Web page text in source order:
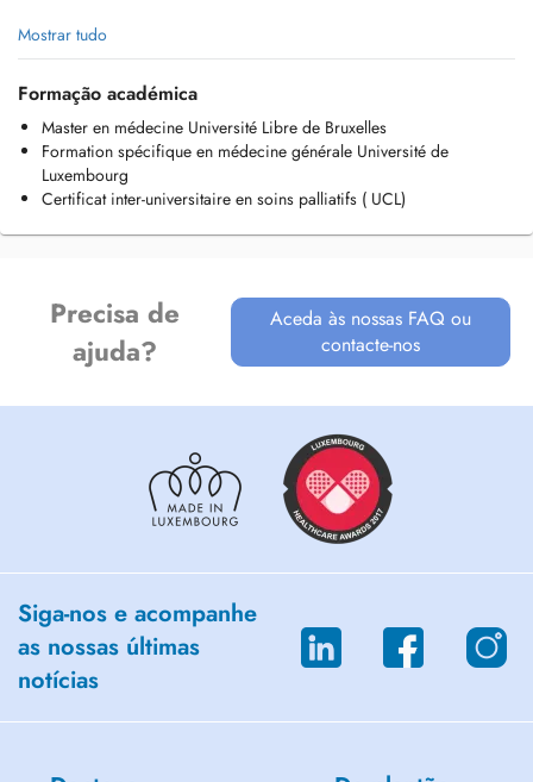
If there is no availability on Doctena you might try to call the secretary
directly 26 48 11 12.
Pour les cas urgents en soirée ou le weekend veuillez vous adresser à
la Maison Médicale.
For urgent medical advice in the evening or during the weekend,
please contact the Maison Médicale.
Mostrar tudo
Formação académica
Master en médecine Université Libre de Bruxelles
Formation spécifique en médecine générale Université de
Luxembourg
Certificat inter-universitaire en soins palliatifs ( UCL)
Precisa de
ajuda?
Aceda às nossas FAQ ou
contacte-nos
Siga-nos e acompanhe
as nossas últimas
notícias